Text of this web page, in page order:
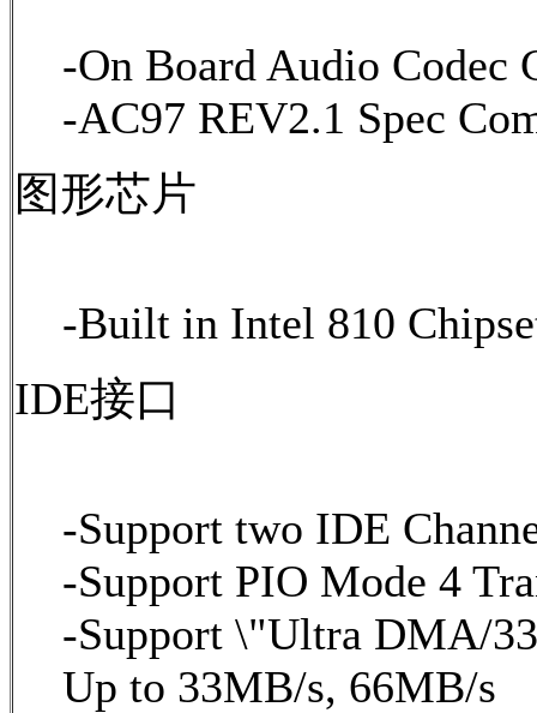
-On Board Audio Codec
-AC97 REV2.1 Spec
图形芯片
-Built in Intel 810
IDE接口
-Support two IDE
-Support PIO Mode 4
-Support \"Ultra DMA/
Up to 33MB/s, 66MB/s